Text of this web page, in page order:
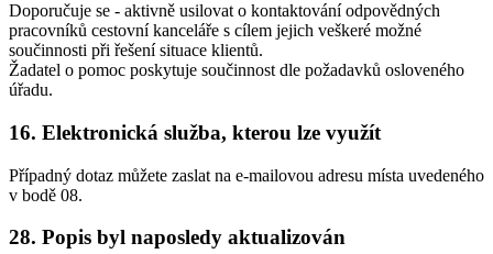
Doporučuje se - aktivně usilovat o kontaktování odpovědných
pracovníků cestovní kanceláře s cílem jejich veškeré možné
součinnosti při řešení situace klientů.
Žadatel o pomoc poskytuje součinnost dle požadavků osloveného
úřadu.
16. Elektronická služba, kterou lze využít
Případný dotaz můžete zaslat na e-mailovou adresu místa uvedeného
v bodě 08.
28. Popis byl naposledy aktualizován